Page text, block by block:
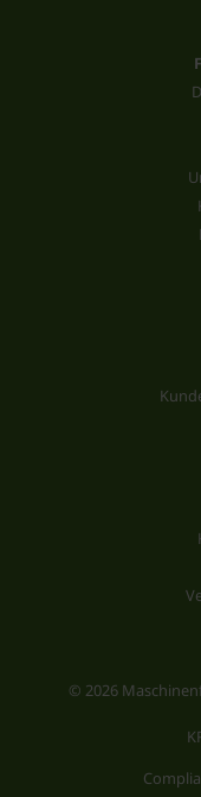
© 2026